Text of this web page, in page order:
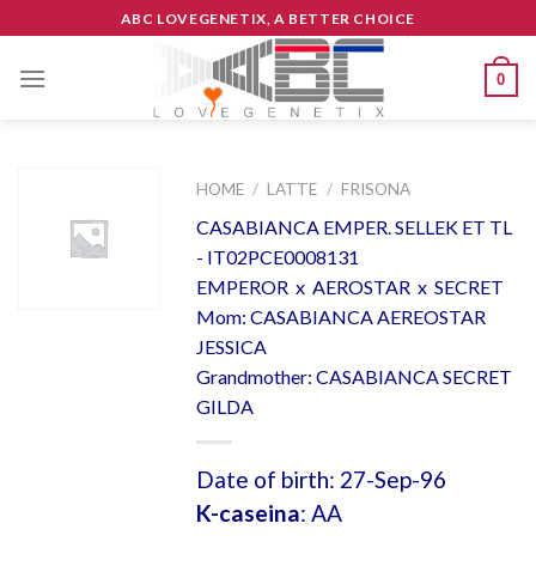
to
content
ABC LOVEGENETIX, A BETTER CHOICE
0
HOME / LATTE / FRISONA
CASABIANCA EMPER. SELLEK ET TL
- IT02PCE0008131
EMPEROR x AEROSTAR x SECRET
Mom: CASABIANCA AEREOSTAR
JESSICA
Grandmother: CASABIANCA SECRET
GILDA
Date of birth: 27-Sep-96
K-caseina: AA